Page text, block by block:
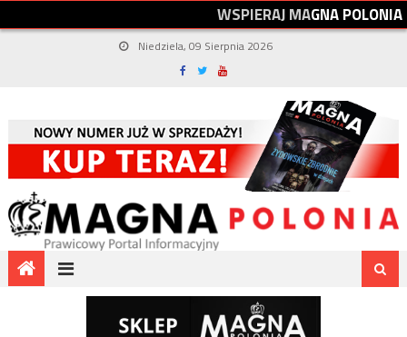
WSPIERAJMAGNAPOLONIA
Niedziela, 09 Sierpnia 2026